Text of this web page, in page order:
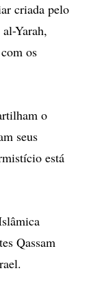
criada pelo
Yarah,
os
o
seus
está
Qassam